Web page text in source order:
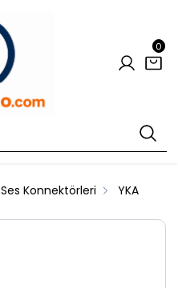
0
Ses Konnektörleri YKA